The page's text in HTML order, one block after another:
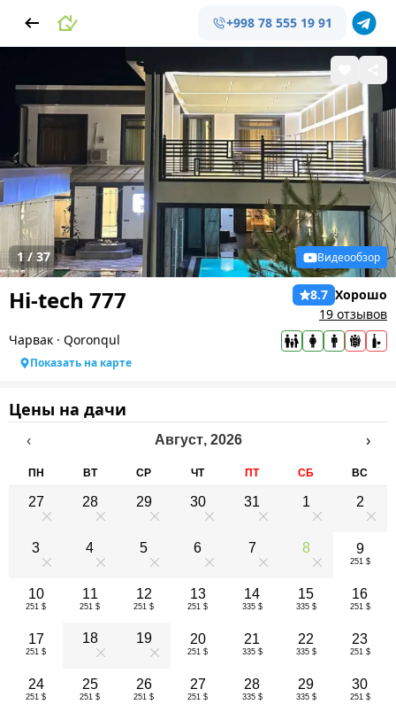
+998 78 555 19 91
1/37 Видеообзор
Hi-tech 777 8.7 Хорошо
19 отзывов
Чарвак · Qoronqul
Показать на карте
Цены на дачи
‹ Август, 2026 ›
ПН ВТ СР ЧТ ПТ СБ ВС
27 28 29 30 31 1 2
3 4 5 6 7 8 9
251 $
10
251 $
11
251 $
12
251 $
13
251 $
14
335 $
15
335 $
16
251 $
17
251 $
18 19 20
251 $
21
335 $
22
335 $
23
251 $
24
251 $
25
251 $
26
251 $
27
251 $
28
335 $
29
335 $
30
251 $